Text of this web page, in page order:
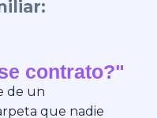
contrato?"
de un
que nadie